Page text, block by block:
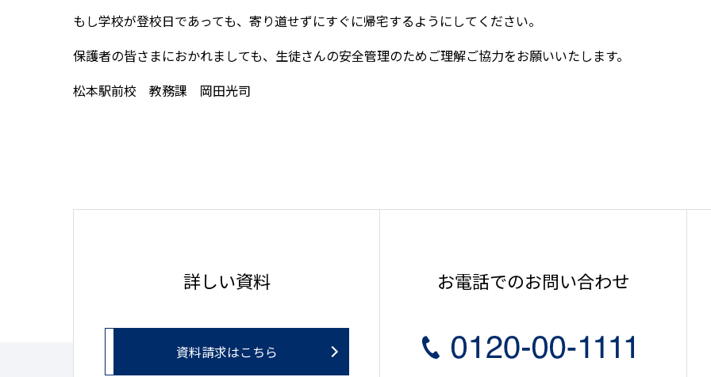
もし学校が登校日であっても、寄り道せずにすぐに帰宅するようにしてください。
保護者の皆さまにおかれましても、生徒さんの安全管理のためご理解ご協力をお願いいたします。
松本駅前校 教務課 岡田光司
詳しい資料
資料請求はこちら
お電話でのお問い合わせ